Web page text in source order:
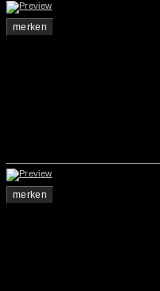
merken
merken